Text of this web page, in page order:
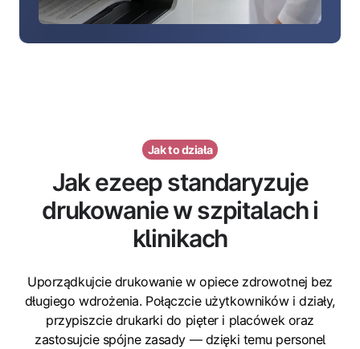
Jak to działa
Jak ezeep standaryzuje
drukowanie w szpitalach i
klinikach
Uporządkujcie drukowanie w opiece zdrowotnej bez
długiego wdrożenia. Połączcie użytkowników i działy,
przypiszcie drukarki do pięter i placówek oraz
zastosujcie spójne zasady — dzięki temu personel